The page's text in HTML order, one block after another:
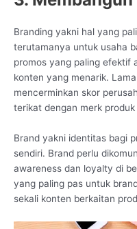
Branding yakni hal yang
terutamanya untuk usaha
promos yang paling efektif
konten yang menarik.
mencerminkan skor
terikat dengan merk produk
Brand yakni identitas bagi
sendiri. Brand perlu
awareness dan loyalty di
yang paling pas untuk
sekali konten berkaitan